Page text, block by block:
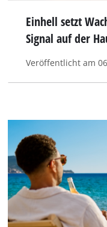
Einhell setzt
Signal auf der
Veröffentlicht am